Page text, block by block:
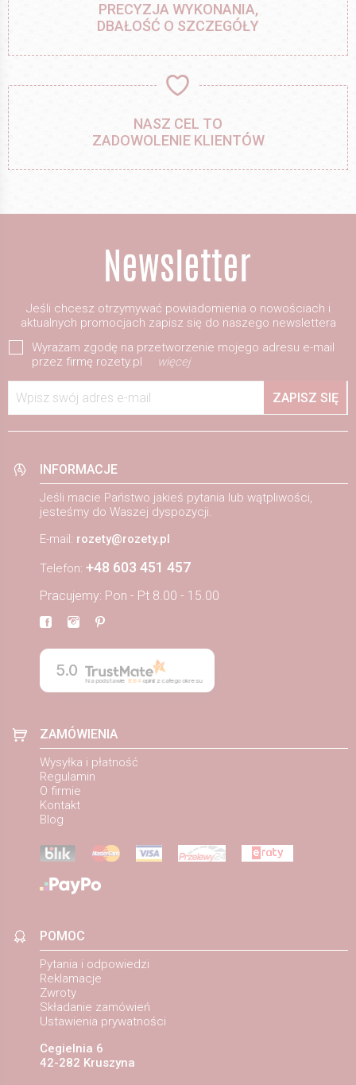
PRECYZJA WYKONANIA,
DBAŁOŚĆ O SZCZEGÓŁY
NASZ CEL TO
ZADOWOLENIE KLIENTÓW
Jeśli chcesz otrzymywać powiadomienia o nowościach i
aktualnych promocjach zapisz się do naszego newslettera
Wyrażam zgodę na przetworzenie mojego adresu e-mail
przez firmę rozety.pl
więcej
Wpisz swój adres e-mail ZAPISZ SIĘ
INFORMACJE
Jeśli macie Państwo jakieś pytania lub wątpliwości,
jesteśmy do Waszej dyspozycji.
E-mail: rozety@rozety.pl
Telefon: +48 603 451 457
Pracujemy: Pon - Pt 8.00 - 15.00
5.0
Na podstawie 884opinii z całego okresu
ZAMÓWIENIA
Wysyłka i płatność
Regulamin
O firmie
Kontakt
Blog
POMOC
Pytania i odpowiedzi
Reklamacje
Zwroty
Składanie zamówień
Ustawienia prywatności
Cegielnia 6
42-282 Kruszyna